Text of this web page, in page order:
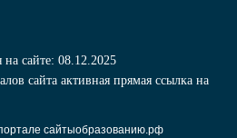
на сайте: 08.12.2025
сайта активная прямая ссылка на
сайтыобразованию.рф